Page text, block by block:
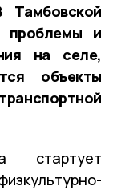
проблемы и
на селе,
объекты
стартует